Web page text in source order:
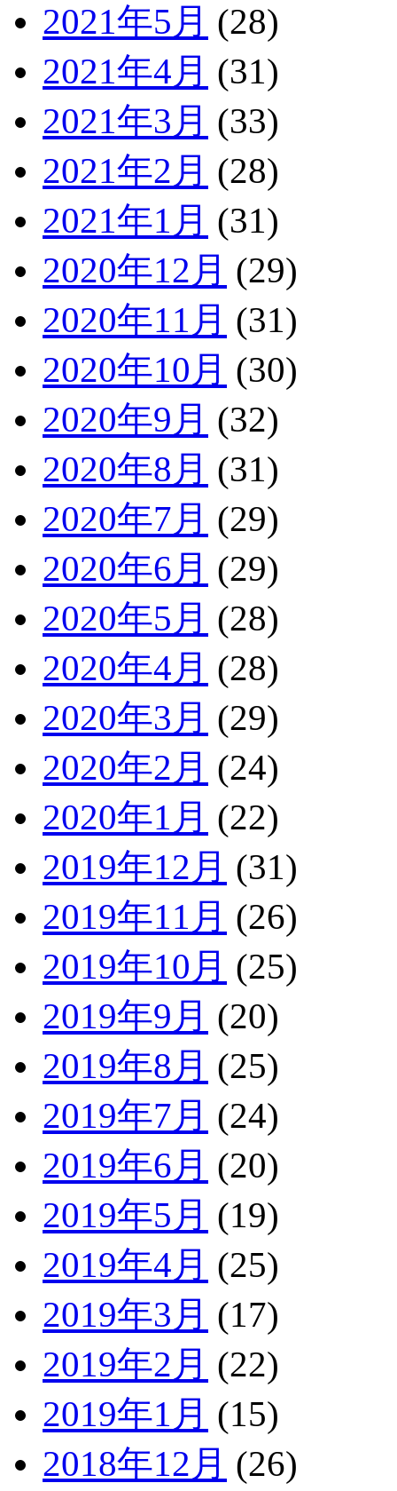
2021年5月 (28)
2021年4月 (31)
2021年3月 (33)
2021年2月 (28)
2021年1月 (31)
2020年12月 (29)
2020年11月 (31)
2020年10月 (30)
2020年9月 (32)
2020年8月 (31)
2020年7月 (29)
2020年6月 (29)
2020年5月 (28)
2020年4月 (28)
2020年3月 (29)
2020年2月 (24)
2020年1月 (22)
2019年12月 (31)
2019年11月 (26)
2019年10月 (25)
2019年9月 (20)
2019年8月 (25)
2019年7月 (24)
2019年6月 (20)
2019年5月 (19)
2019年4月 (25)
2019年3月 (17)
2019年2月 (22)
2019年1月 (15)
2018年12月 (26)